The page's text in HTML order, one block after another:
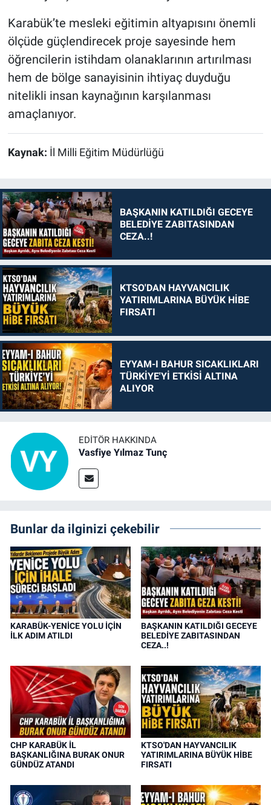
Karabük’te mesleki eğitimin altyapısını önemli
ölçüde güçlendirecek proje sayesinde hem
öğrencilerin istihdam olanaklarının artırılması
hem de bölge sanayisinin ihtiyaç duyduğu
nitelikli insan kaynağının karşılanması
amaçlanıyor.
Kaynak: İl Milli Eğitim Müdürlüğü
BAŞKANIN KATILDIĞI GECEYE
BELEDİYE ZABITASINDAN
CEZA..!
KTSO'DAN HAYVANCILIK
YATIRIMLARINA BÜYÜK HİBE
FIRSATI
EYYAM-I BAHUR SICAKLIKLARI
TÜRKİYE'Yİ ETKİSİ ALTINA
ALIYOR
EDITÖR HAKKINDA
Vasfiye Yılmaz Tunç
Bunlar da ilginizi çekebilir
KARABÜK-YENİCE YOLU İÇİN
İLK ADIM ATILDI
BAŞKANIN KATILDIĞI GECEYE
BELEDİYE ZABITASINDAN
CEZA..!
CHP KARABÜK İL
BAŞKANLIĞINA BURAK ONUR
GÜNDÜZ ATANDI
KTSO'DAN HAYVANCILIK
YATIRIMLARINA BÜYÜK HİBE
FIRSATI